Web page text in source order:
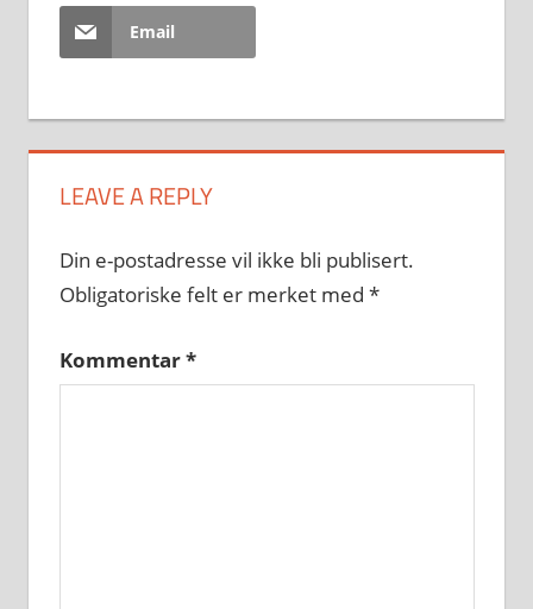
Email
LEAVE A REPLY
Din e-postadresse vil ikke bli publisert.
Obligatoriske felt er merket med *
Kommentar*